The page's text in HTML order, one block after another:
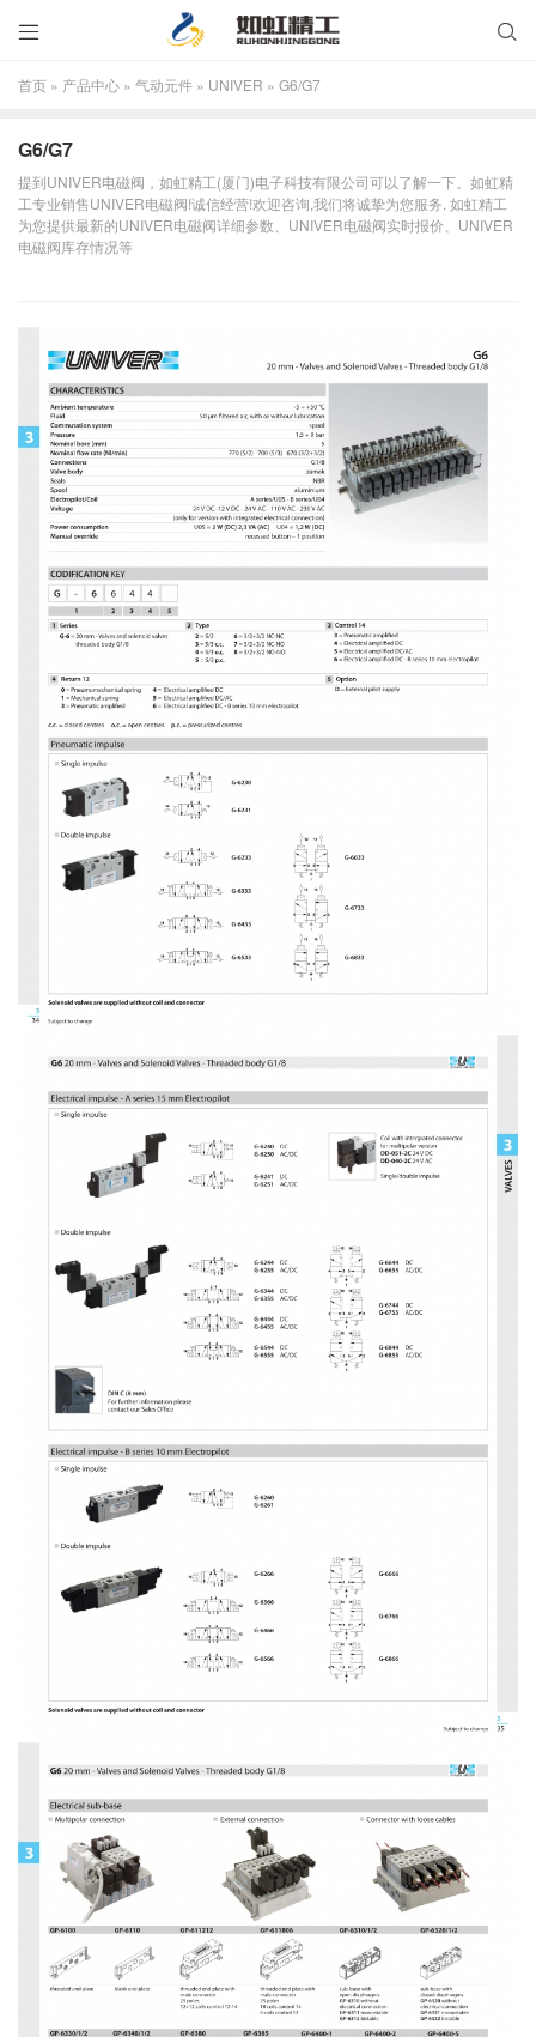


首页 » 产品中心 » 气动元件 » UNIVER » G6/G7
G6/G7
提到UNIVER电磁阀，如虹精工(厦门)电子科技有限公司可以了解一下。如虹精
工专业销售UNIVER电磁阀!诚信经营!欢迎咨询,我们将诚挚为您服务. 如虹精工
为您提供最新的UNIVER电磁阀详细参数、UNIVER电磁阀实时报价、UNIVER
电磁阀库存情况等